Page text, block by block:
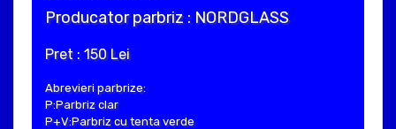
Producator parbriz : NORDGLASS
Pret : 150 Lei
Abrevieri parbrize:
P:Parbriz clar
P+V:Parbriz cu tenta verde